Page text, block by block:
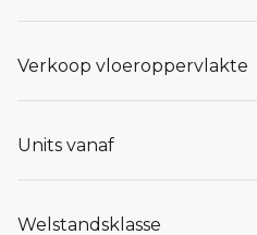
Verkoop vloeroppervlakte
Units vanaf
Welstandsklasse